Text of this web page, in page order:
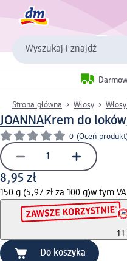
Wyszukaj i znajdź
Strona główna Włosy
JOANNAKrem do
0 (Oceń produkt
8,95 zł
150 g (5,97 zł za 100 g)w tym
Do koszyka